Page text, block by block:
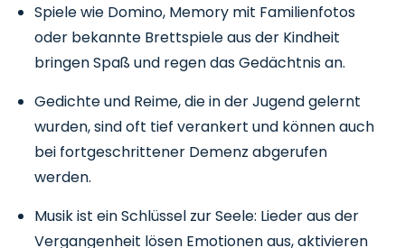
Spiele wie Domino, Memory mit Familienfotos
oder bekannte Brettspiele aus der Kindheit
bringen Spaß und regen das Gedächtnis an.
Gedichte und Reime, die in der Jugend gelernt
wurden, sind oft tief verankert und können auch
bei fortgeschrittener Demenz abgerufen
werden.
Musik ist ein Schlüssel zur Seele: Lieder aus der
Vergangenheit lösen Emotionen aus, aktivieren